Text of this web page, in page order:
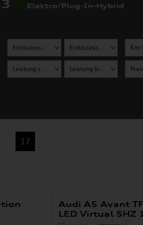
Elektro/Plug-In-Hybrid
17
Audi A5 Avant
LED Virtual SHZ